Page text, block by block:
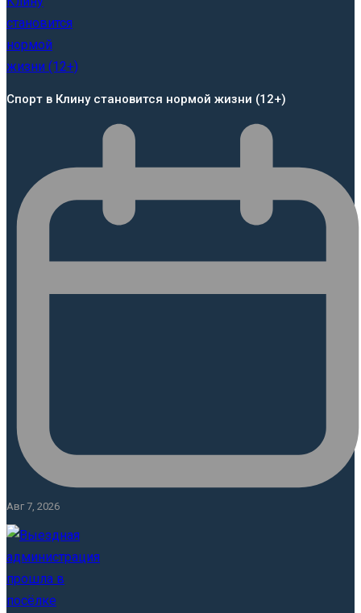
Спорт в Клину становится нормой жизни (12+)
Авг 7, 2026